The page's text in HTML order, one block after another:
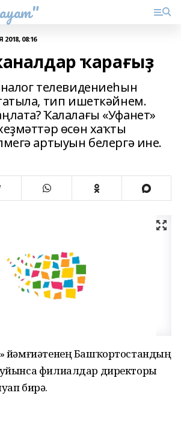
08:16
ҡарағыҙ
телевидениеһын
тип ишеткәйнем.
Ҡалалағы «Уфанет»
өсөн хаҡты
артыуын белергә ине.
йәмғиәтенең Башҡортостандың
филиалдар директоры
бирә.